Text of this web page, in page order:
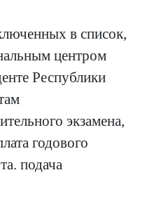
в список,
центром
Республики
экзамена,
годового
подача